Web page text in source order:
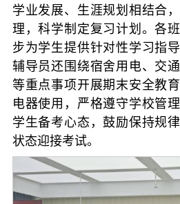
学业发展、生涯规划相结合
理，科学制定复习计划。各
步为学生提供针对性学习指
辅导员还围绕宿舍用电、交
等重点事项开展期末安全教
电器使用，严格遵守学校管
学生备考心态，鼓励保持规
状态迎接考试。